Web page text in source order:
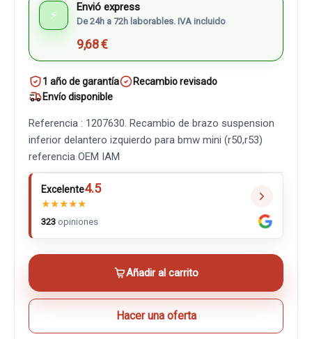
⚡
Envió express
De 24h a 72h laborables. IVA incluido
9,68 €
1 año de garantía
Recambio revisado
Envío disponible
Referencia : 1207630. Recambio de brazo suspension
inferior delantero izquierdo para bmw mini (r50,r53)
referencia OEM IAM
Excelente4.5
★★★★★
323 opiniones
Añadir al carrito
Hacer una oferta